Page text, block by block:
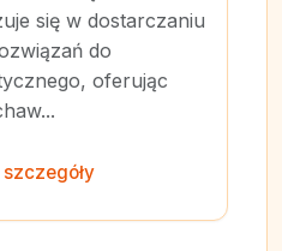
się w dostarczaniu
do
oferując